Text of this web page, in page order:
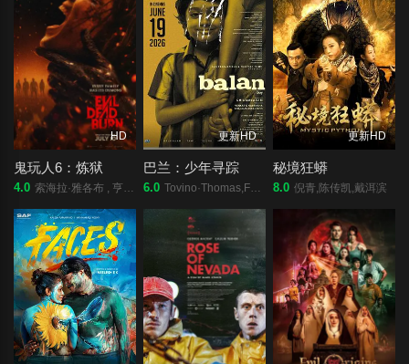
HD
鬼玩人6：炼狱
4.0 索海拉·雅各布 , 亨特·杜汉 , 卢西安·布坎南 , 坦蒂·莱特 , 乔治·普拉尔 , 埃罗尔·尚德 , 维克托里·恩杜克韦 , 莫德·戴维 , 基努·卡里姆 , 塔皮瓦·索罗帕 , 格雷塔·范登布林克
更新HD
巴兰：少年寻踪
6.0 Tovino·Thomas,Farzana·Palathingal,Abhiram·Radhakrishnan
更新HD
秘境狂蟒
8.0 倪青,陈传凯,戴洱滨